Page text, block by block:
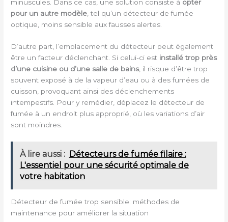
minuscules. Dans ce cas, une solution consiste à opter
pour un autre modèle , tel qu’un détecteur de fumée
optique, moins sensible aux fausses alertes.
D’autre part, l’emplacement du détecteur peut également
être un facteur déclenchant. Si celui-ci est installé trop près
d’une cuisine ou d’une salle de bains, il risque d’être trop
souvent exposé à de la vapeur d’eau ou à des fumées de
cuisson, provoquant ainsi des déclenchements
intempestifs. Pour y remédier, déplacez le détecteur de
fumée à un endroit plus approprié, où les variations d’air
sont moindres.
À lire aussi : Détecteurs de fumée filaire :
L'essentiel pour une sécurité optimale de
votre habitation
Détecteur de fumée trop sensible: méthodes de
maintenance pour améliorer la situation